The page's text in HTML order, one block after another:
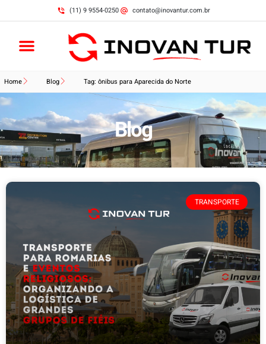
(11) 9 9554-0250 contato@inovantur.com.br
Home Blog Tag: ônibus para Aparecida do Norte
Blog
TRANSPORTE